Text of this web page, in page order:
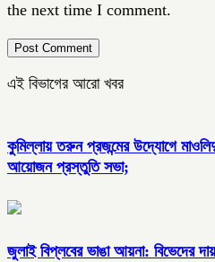
the next time I comment.
এই বিভাগের আরো খবর
কুমিল্লায় তরুন প্রজন্মের উদ্যোগে
আয়োজন প্রস্তুতি সভা;
জুলাই বিপ্লবের ভাঙা আয়না: বিভেদের